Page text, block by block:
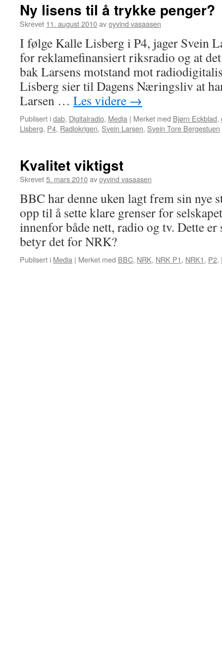
Ny lisens til å trykke penger?
Skrevet 11. august 2010avoyvind vasaasen
I følge Kalle Lisberg i P4, jager Svein
for reklamefinansiert riksradio og at
bak Larsens motstand mot
Lisberg sier til Dagens Næringsliv at
Larsen … Les videre →
Publisert idab, Digitalradio, Media | Merket med Bjørn Eckblad,
Lisberg, P4, Radiokrigen, Svein Larsen, Svein Tore Bergestuen
Kvalitet viktigst
Skrevet5. mars 2010avoyvind vasaasen
BBC har denne uken lagt frem sin nye
opp til å sette klare grenser for
innenfor både nett, radio og tv. Dette er
betyr det for NRK?
Publisert i Media | Merket med BBC, NRK, NRK P1, NRK1, P2,